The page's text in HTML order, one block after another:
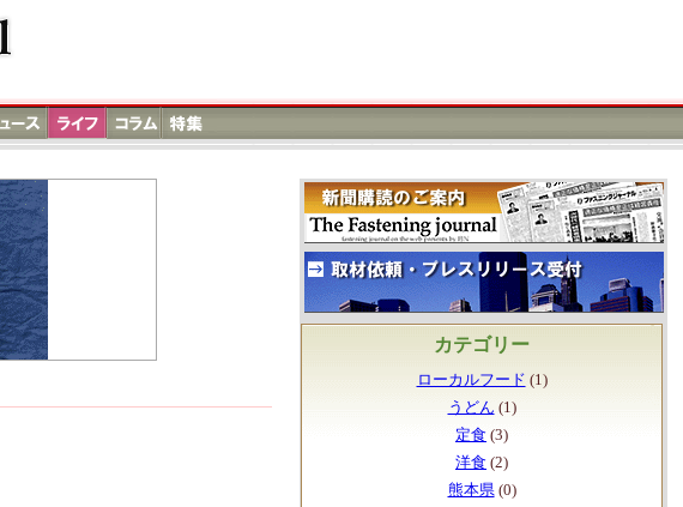
カテゴリー
ローカルフード (1)
うどん (1)
定食 (3)
洋食 (2)
熊本県(0)